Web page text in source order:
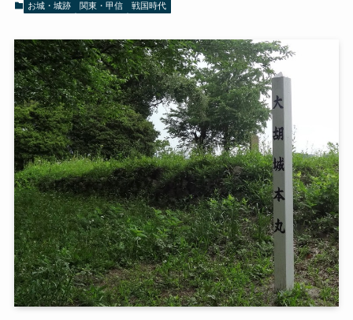
お城・城跡 関東・甲信 戦国時代